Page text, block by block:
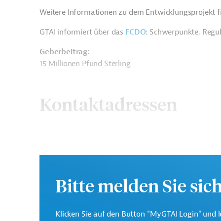
Weitere Informationen zu dem Entwicklungsprojekt
GTAI informiert über das FCDO: Schwerpunkte,
Geberbeitrag:
15 Millionen Pfund Sterling
Kontaktadressen
Auswärtiges,
Commonwealth &
Zusammenschluss hat
Bitte melden Sie
Klicken Sie auf den Button "MyGTAI Login" und